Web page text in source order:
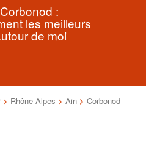
:
les meilleurs
de moi
> Rhône-Alpes > Ain > Corbonod